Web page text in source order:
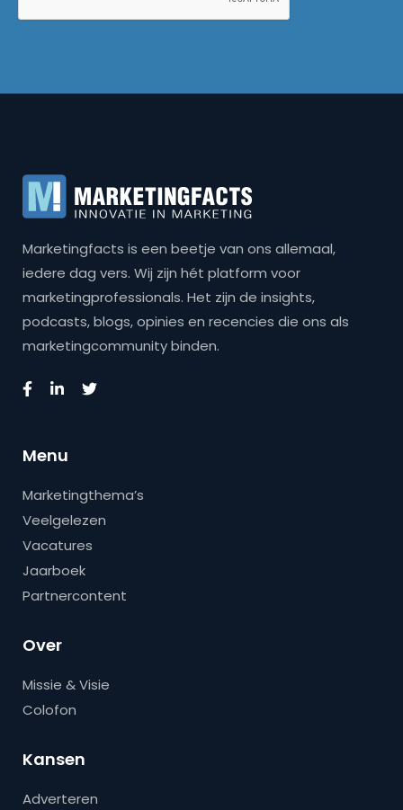
Marketingfacts is een beetje van ons allemaal,
iedere dag vers. Wij zijn hét platform voor
marketingprofessionals. Het zijn de insights,
podcasts, blogs, opinies en recencies die ons als
marketingcommunity binden.
Menu
Marketingthema’s
Veelgelezen
Vacatures
Jaarboek
Partnercontent
Over
Missie & Visie
Colofon
Kansen
Adverteren